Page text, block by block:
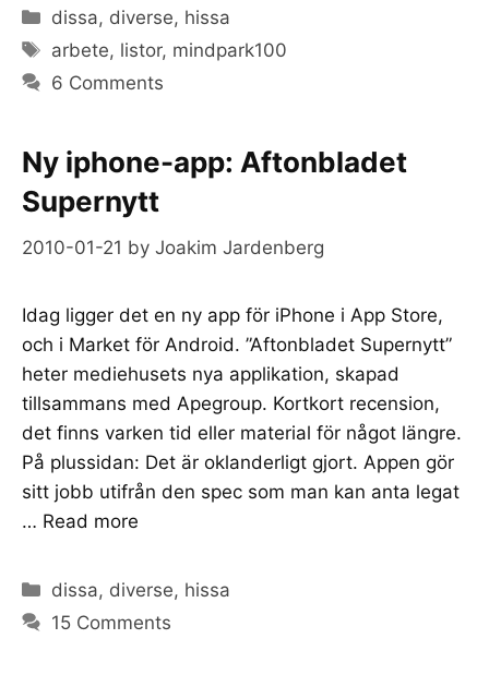
Categories
dissa, diverse, hissa
Tags
arbete, listor, mindpark100
6 Comments
Ny iphone-app: Aftonbladet
Supernytt
2010-01-21 by Joakim Jardenberg
Idag ligger det en ny app för iPhone i App Store,
och i Market för Android. ”Aftonbladet Supernytt”
heter mediehusets nya applikation, skapad
tillsammans med Apegroup. Kortkort recension,
det finns varken tid eller material för något längre.
På plussidan: Det är oklanderligt gjort. Appen gör
sitt jobb utifrån den spec som man kan anta legat
… Read more
Categories
dissa, diverse, hissa
15 Comments